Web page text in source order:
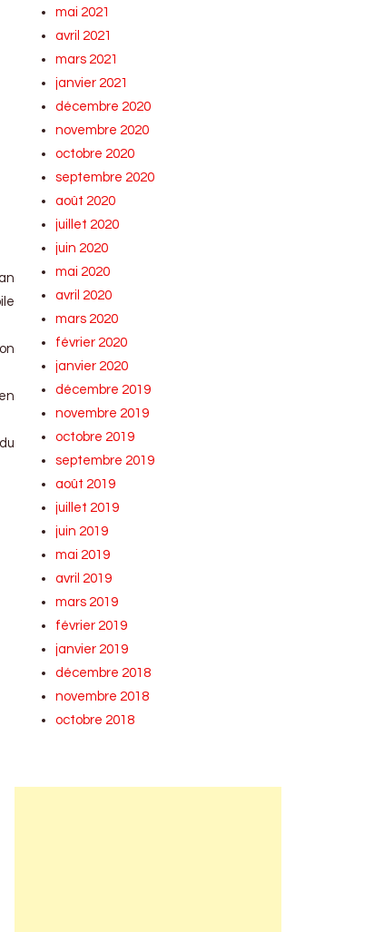
mai 2021
avril 2021
mars 2021
janvier 2021
décembre 2020
novembre 2020
octobre 2020
septembre 2020
août 2020
juillet 2020
juin 2020
mai 2020
avril 2020
mars 2020
février 2020
janvier 2020
décembre 2019
novembre 2019
octobre 2019
septembre 2019
août 2019
juillet 2019
juin 2019
mai 2019
avril 2019
mars 2019
février 2019
janvier 2019
décembre 2018
novembre 2018
octobre 2018